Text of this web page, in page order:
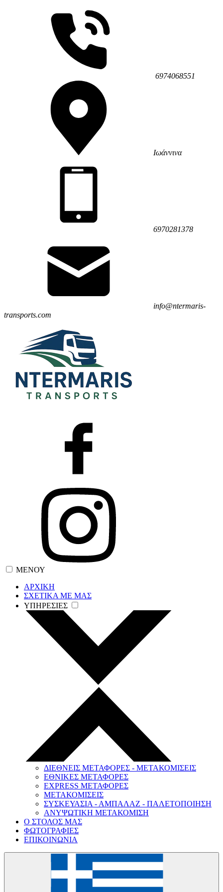
6974068551
Ιωάννινα
6970281378
info@ntermaris-
transports.com
ΜΕΝΟΥ
ΑΡΧΙΚΗ
ΣΧΕΤΙΚΑ ΜΕ ΜΑΣ
ΥΠΗΡΕΣΙΕΣ
ΔΙΕΘΝΕΙΣ ΜΕΤΑΦΟΡΕΣ - ΜΕΤΑΚΟΜΙΣΕΙΣ
ΕΘΝΙΚΕΣ ΜΕΤΑΦΟΡΕΣ
EXPRESS ΜΕΤΑΦΟΡΕΣ
ΜΕΤΑΚΟΜΙΣΕΙΣ
ΣΥΣΚΕΥΑΣΙΑ - ΑΜΠΑΛΑΖ - ΠΑΛΕΤΟΠΟΙΗΣΗ
ΑΝΥΨΩΤΙΚΗ ΜΕΤΑΚΟΜΙΣΗ
Ο ΣΤΟΛΟΣ ΜΑΣ
ΦΩΤΟΓΡΑΦΙΕΣ
ΕΠΙΚΟΙΝΩΝΙΑ